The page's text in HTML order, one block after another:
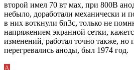
второй имел 70 вт мах, при 800В
небыло, доработали механически и
в них воткнули 6п3с, только не
напряжением экранной сетки,
изменений, работал точно также, но
перегревались аноды, был 1974 год.